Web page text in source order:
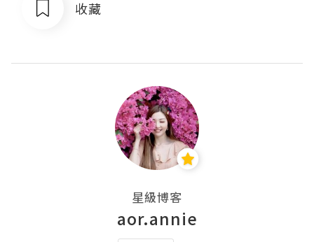
收藏
星級博客
aor.annie